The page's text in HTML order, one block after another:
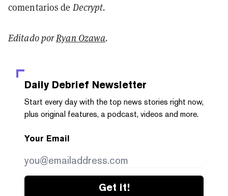
comentarios de Decrypt.
Editado porRyan Ozawa.
Daily Debrief Newsletter
Start every day with the top news stories right now,
plus original features, a podcast, videos and more.
Your Email
Get it!